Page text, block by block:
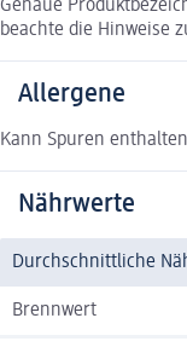
Genaue
beachte die Hinweise
Allergene
Kann Spuren
Nährwerte
Durchschnittliche
Brennwert